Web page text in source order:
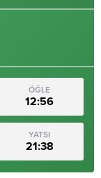
ÖĞLE
12:56
YATSI
21:38